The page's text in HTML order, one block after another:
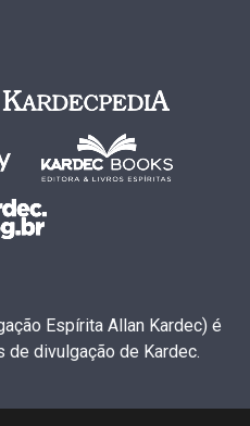
Espírita Allan Kardec) é
divulgação de Kardec.